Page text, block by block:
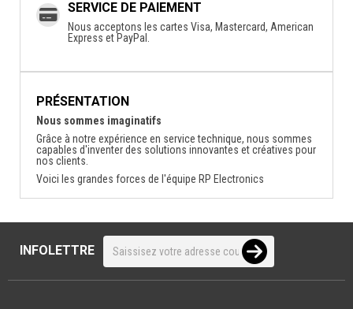
SERVICE DE PAIEMENT
Nous acceptons les cartes Visa, Mastercard, American
Express et PayPal.
PRÉSENTATION
Nous sommes imaginatifs
Grâce à notre expérience en service technique, nous sommes
capables d'inventer des solutions innovantes et créatives pour
nos clients.
Voici les grandes forces de l'équipe RP Electronics
INFOLETTRE